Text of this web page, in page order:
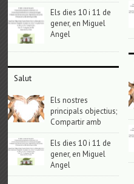
Els dies 10 i 11 de
gener, en Miguel
Angel
Salut
Els nostres
principals objectius;
Compartir amb
Els dies 10 i 11 de
gener, en Miguel
Angel